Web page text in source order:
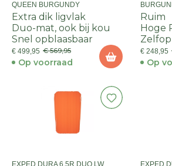
QUEEN BURGUNDY
Extra dik ligvlak
Duo-mat, ook bij kou
Snel opblaasbaar
€ 499,95 € 569,95
Op voorraad
Ruim
Hoge
€ 248,95
Op
EXPED DURA 6.5R DUO LW
EXPED